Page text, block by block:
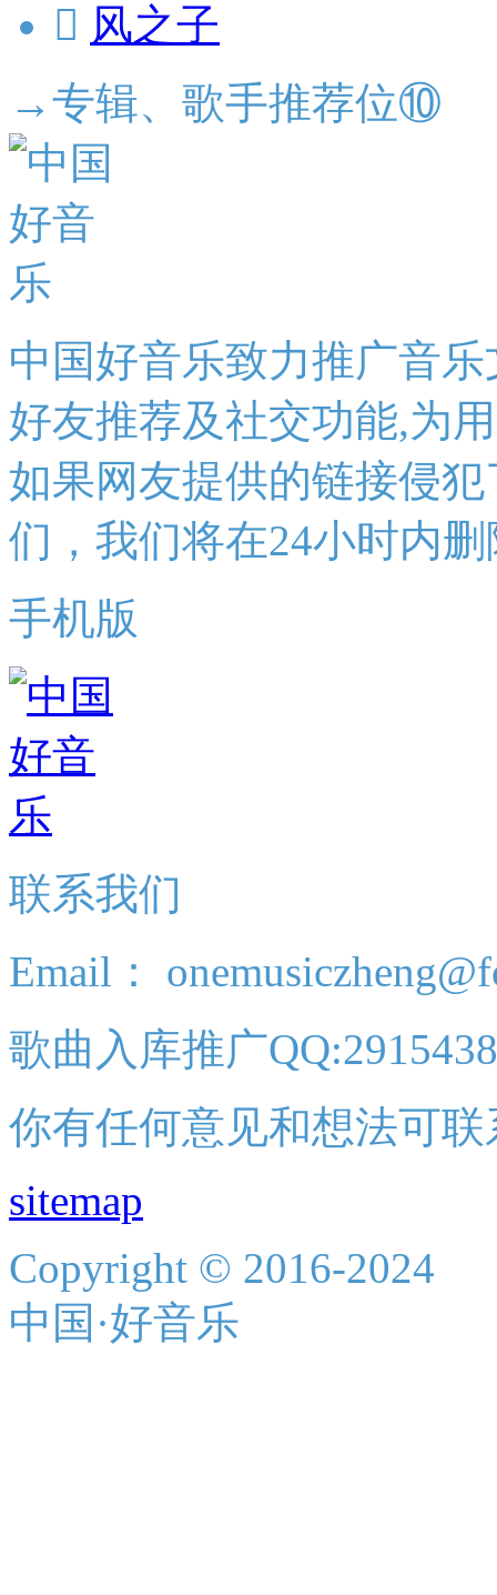
 风之子
→专辑、歌手推荐位⑩
中国好音乐致力推广音
好友推荐及社交功能,为
如果网友提供的链接侵
们，我们将在24小时内
手机版
联系我们
Email：
歌曲入库推广
你有任何意见和想法可
sitemap
Copyright © 2016-2024
中国·好音乐